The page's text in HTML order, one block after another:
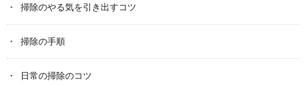
掃除のやる気を引き出すコツ
掃除の手順
日常の掃除のコツ